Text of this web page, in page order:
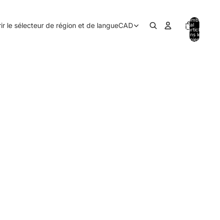
le sélecteur de région et de langueCAD
Nombre
total
d’articles
dans le
panier: 0